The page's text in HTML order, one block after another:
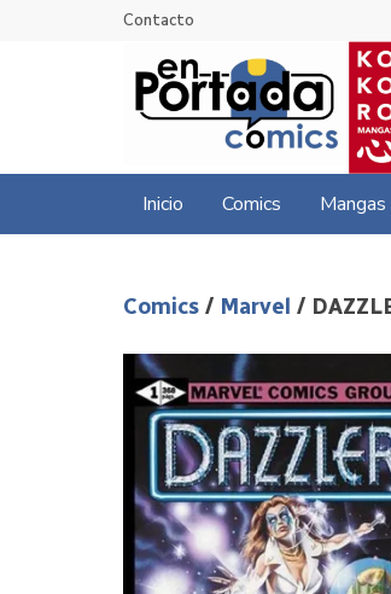
Contacto
Inicio Comics Mangas
Comics / Marvel /